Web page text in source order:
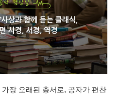
가장 오래된 총서로, 공자가 편찬